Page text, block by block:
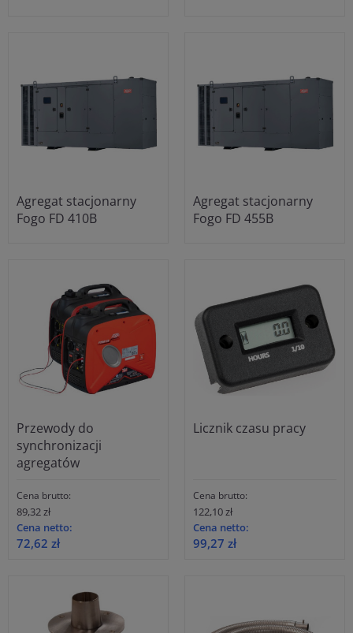
Agregat stacjonarny
Fogo FD 410B
Agregat stacjonarny
Fogo FD 455B
Przewody do
synchronizacji
agregatów
Cena brutto:
89,32 zł
Cena netto:
72,62 zł
Licznik czasu pracy
Cena brutto:
122,10 zł
Cena netto:
99,27 zł